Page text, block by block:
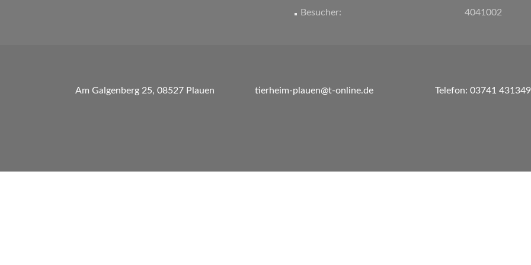
4041002
Besucher:
Am Galgenberg 25, 08527 Plauen tierheim-plauen@t-online.de Telefon: 03741 431349